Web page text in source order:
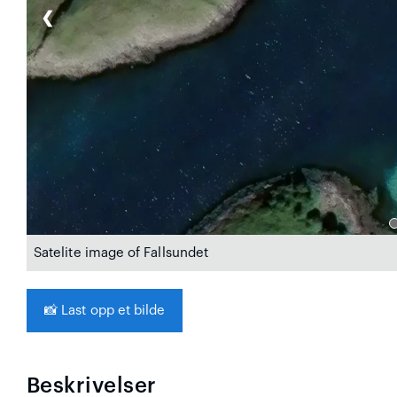
❮
Satelite image of Fallsundet
📸 Last opp et bilde
Beskrivelser